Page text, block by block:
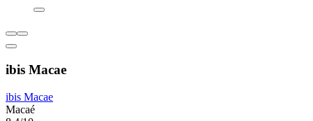
ibis Macae
ibis Macae
Macaé